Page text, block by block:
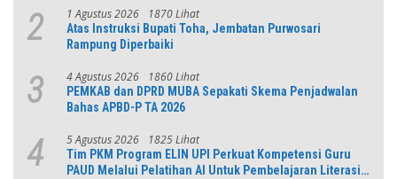
2 1 Agustus 2026 1870 Lihat
Atas Instruksi Bupati Toha, Jembatan Purwosari
Rampung Diperbaiki
3 4 Agustus 2026 1860 Lihat
PEMKAB dan DPRD MUBA Sepakati Skema Penjadwalan
Bahas APBD-P TA 2026
4 5 Agustus 2026 1825 Lihat
Tim PKM Program ELIN UPI Perkuat Kompetensi Guru
PAUD Melalui Pelatihan AI Untuk Pembelajaran Literasi